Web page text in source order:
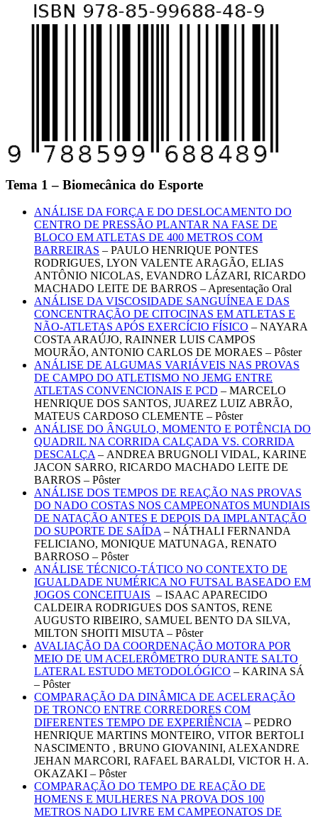
Tema 1 – Biomecânica do Esporte
ANÁLISE DA FORÇA E DO DESLOCAMENTO DO
CENTRO DE PRESSÃO PLANTAR NA FASE DE
BLOCO EM ATLETAS DE 400 METROS COM
BARREIRAS – PAULO HENRIQUE PONTES
RODRIGUES, LYON VALENTE ARAGÃO, ELIAS
ANTÔNIO NICOLAS, EVANDRO LÁZARI, RICARDO
MACHADO LEITE DE BARROS – Apresentação Oral
ANÁLISE DA VISCOSIDADE SANGUÍNEA E DAS
CONCENTRAÇÃO DE CITOCINAS EM ATLETAS E
NÃO-ATLETAS APÓS EXERCÍCIO FÍSICO – NAYARA
COSTA ARAÚJO, RAINNER LUIS CAMPOS
MOURÃO, ANTONIO CARLOS DE MORAES – Pôster
ANÁLISE DE ALGUMAS VARIÁVEIS NAS PROVAS
DE CAMPO DO ATLETISMO NO JEMG ENTRE
ATLETAS CONVENCIONAIS E PCD – MARCELO
HENRIQUE DOS SANTOS, JUAREZ LUIZ ABRÃO,
MATEUS CARDOSO CLEMENTE – Pôster
ANÁLISE DO ÂNGULO, MOMENTO E POTÊNCIA DO
QUADRIL NA CORRIDA CALÇADA VS. CORRIDA
DESCALÇA – ANDREA BRUGNOLI VIDAL, KARINE
JACON SARRO, RICARDO MACHADO LEITE DE
BARROS – Pôster
ANÁLISE DOS TEMPOS DE REAÇÃO NAS PROVAS
DO NADO COSTAS NOS CAMPEONATOS MUNDIAIS
DE NATAÇÃO ANTES E DEPOIS DA IMPLANTAÇÃO
DO SUPORTE DE SAÍDA – NÁTHALI FERNANDA
FELICIANO, MONIQUE MATUNAGA, RENATO
BARROSO – Pôster
ANÁLISE TÉCNICO-TÁTICO NO CONTEXTO DE
IGUALDADE NUMÉRICA NO FUTSAL BASEADO EM
JOGOS CONCEITUAIS – ISAAC APARECIDO
CALDEIRA RODRIGUES DOS SANTOS, RENE
AUGUSTO RIBEIRO, SAMUEL BENTO DA SILVA,
MILTON SHOITI MISUTA – Pôster
AVALIAÇÃO DA COORDENAÇÃO MOTORA POR
MEIO DE UM ACELERÔMETRO DURANTE SALTO
LATERAL ESTUDO METODOLÓGICO – KARINA SÁ
– Pôster
COMPARAÇÃO DA DINÂMICA DE ACELERAÇÃO
DE TRONCO ENTRE CORREDORES COM
DIFERENTES TEMPO DE EXPERIÊNCIA – PEDRO
HENRIQUE MARTINS MONTEIRO, VITOR BERTOLI
NASCIMENTO , BRUNO GIOVANINI, ALEXANDRE
JEHAN MARCORI, RAFAEL BARALDI, VICTOR H. A.
OKAZAKI – Pôster
COMPARAÇÃO DO TEMPO DE REAÇÃO DE
HOMENS E MULHERES NA PROVA DOS 100
METROS NADO LIVRE EM CAMPEONATOS DE